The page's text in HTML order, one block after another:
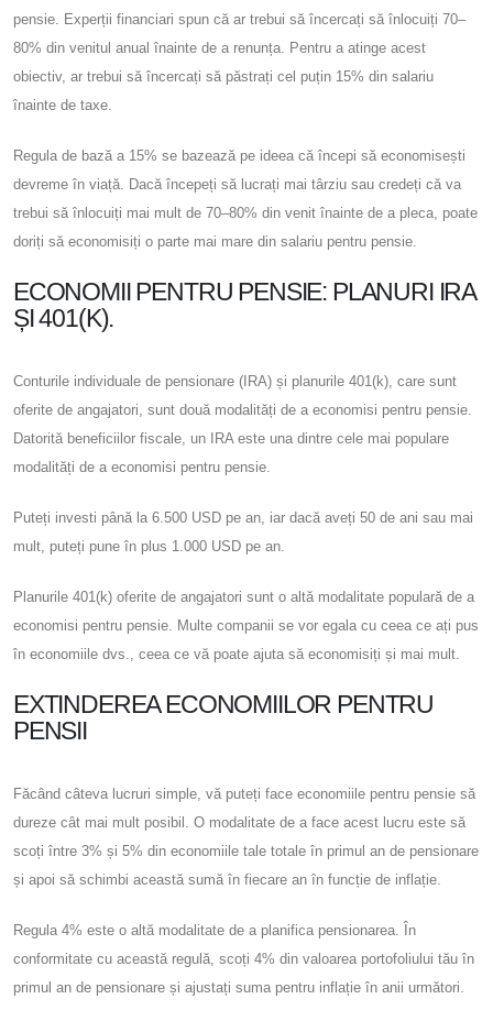
pensie. Experții financiari spun că ar trebui să încercați să înlocuiți 70–
80% din venitul anual înainte de a renunța. Pentru a atinge acest
obiectiv, ar trebui să încercați să păstrați cel puțin 15% din salariu
înainte de taxe.
Regula de bază a 15% se bazează pe ideea că începi să economisești
devreme în viață. Dacă începeți să lucrați mai târziu sau credeți că va
trebui să înlocuiți mai mult de 70–80% din venit înainte de a pleca, poate
doriți să economisiți o parte mai mare din salariu pentru pensie.
ECONOMII PENTRU PENSIE: PLANURI IRA
ȘI 401(K).
Conturile individuale de pensionare (IRA) și planurile 401(k), care sunt
oferite de angajatori, sunt două modalități de a economisi pentru pensie.
Datorită beneficiilor fiscale, un IRA este una dintre cele mai populare
modalități de a economisi pentru pensie.
Puteți investi până la 6.500 USD pe an, iar dacă aveți 50 de ani sau mai
mult, puteți pune în plus 1.000 USD pe an.
Planurile 401(k) oferite de angajatori sunt o altă modalitate populară de a
economisi pentru pensie. Multe companii se vor egala cu ceea ce ați pus
în economiile dvs., ceea ce vă poate ajuta să economisiți și mai mult.
EXTINDEREA ECONOMIILOR PENTRU
PENSII
Făcând câteva lucruri simple, vă puteți face economiile pentru pensie să
dureze cât mai mult posibil. O modalitate de a face acest lucru este să
scoți între 3% și 5% din economiile tale totale în primul an de pensionare
și apoi să schimbi această sumă în fiecare an în funcție de inflație.
Regula 4% este o altă modalitate de a planifica pensionarea. În
conformitate cu această regulă, scoți 4% din valoarea portofoliului tău în
primul an de pensionare și ajustați suma pentru inflație în anii următori.